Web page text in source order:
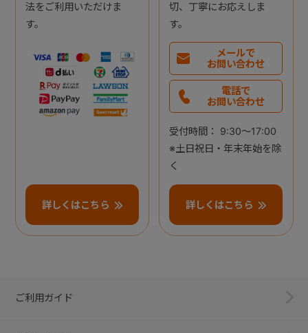
法をご利用いただけま
す。
詳しくはこちら
切、丁寧にお応えしま
す。
メールで
お問い合わせ
電話で
お問い合わせ
受付時間： 9:30～17:00
※土日祝日・年末年始を除
く
詳しくはこちら
ご利用ガイド